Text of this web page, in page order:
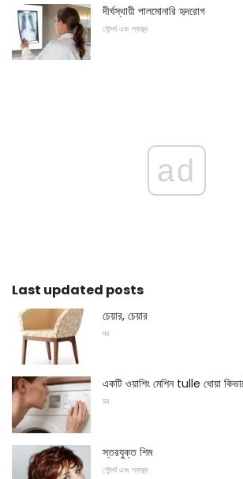
দীর্ঘস্থায়ী পালমোনারি হৃদরোগ
সৌন্দর্য এবং স্বাস্থ্য
ad
Last updated posts
চেয়ার, চেয়ার
ঘর
একটি ওয়াশিং মেশিন tulle ধোয়া
ঘর
স্তরযুক্ত শিম
সৌন্দর্য এবং স্বাস্থ্য